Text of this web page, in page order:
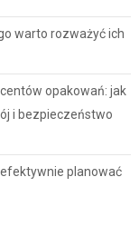
warto rozważyć ich
opakowań: jak
i bezpieczeństwo
efektywnie planować